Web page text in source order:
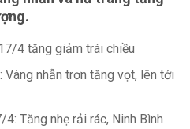
4 tăng giảm trái chiều
Vàng nhẫn trơn tăng vọt, lên tới
Tăng nhẹ rải rác, Ninh Bình